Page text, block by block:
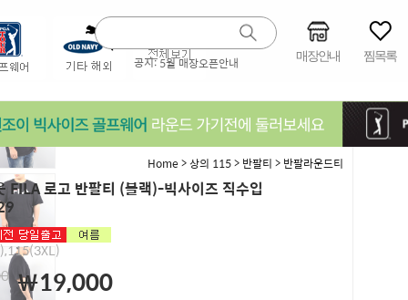
공지:5월 매장오픈안내 매장안내 찜목록
Home>상의 115> 반팔티 > 반팔라운드티
FILA 로고 반팔티 (블랙)-빅사이즈 직수입
￦19,000